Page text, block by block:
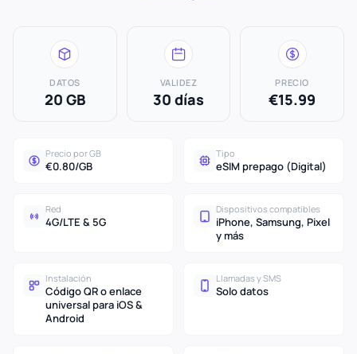
DATOS
20 GB
VALIDEZ
30 días
PRECIO
€15.99
Precio por GB
€0.80/GB
Tipo
eSIM prepago (Digital)
Red
4G/LTE & 5G
Dispositivos compatibles
iPhone, Samsung, Pixel
y más
Instalación
Código QR o enlace
universal para iOS &
Android
Llamadas y SMS
Solo datos